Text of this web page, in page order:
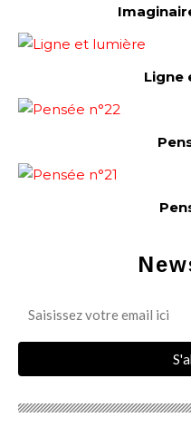
Ligne